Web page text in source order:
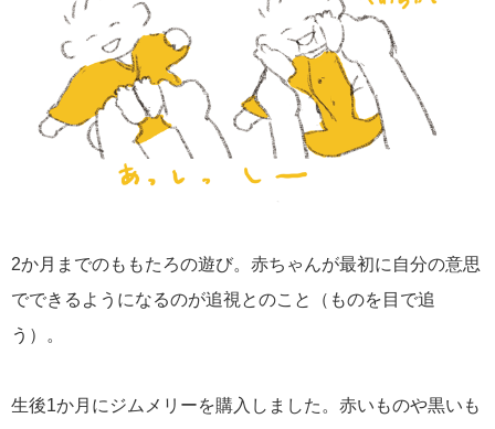
2か月までのももたろの遊び。赤ちゃんが最初に自分の意思
でできるようになるのが追視とのこと（ものを目で追
う）。
生後1か月にジムメリーを購入しました。赤いものや黒いも